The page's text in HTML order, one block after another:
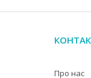
Про нас